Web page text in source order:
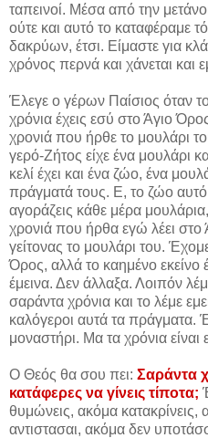
ταπεινοί. Μέσα από την
ούτε και αυτό το καταφέραμε
δακρύων, έτσι. Είμαστε για
χρόνος περνά και χάνεται και
Έλεγε ο γέρων Παίσιος όταν
χρόνια έχεις εσύ στο Άγιο
χρονιά που ήρθε το μουλάρι
γερό-Ζήτος είχε ένα μουλάρι
κελί έχει και ένα ζώο, ένα
πράγματά τους. Ε, το ζώο αυτό
αγοράζεις κάθε μέρα
χρονιά που ήρθα εγώ λέει
γείτονας το μουλάρι του.
Όρος, αλλά το καημένο εκείνο
έμεινα. Δεν άλλαξα. Λοιπόν
σαράντα χρόνια και το λέμε
καλόγεροι αυτά τα πράγματα.
μοναστήρι. Μα τα χρόνια είναι
Ο Θεός θα σου πει: Σαράντα
κατάφερες να γίνεις τίποτα;
θυμώνεις, ακόμα κατακρίνεις,
αντιστασαι, ακόμα δεν